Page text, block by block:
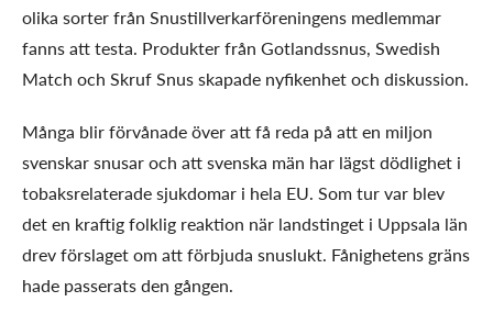
olika sorter från Snustillverkarföreningens medlemmar
fanns att testa. Produkter från Gotlandssnus, Swedish
Match och Skruf Snus skapade nyfikenhet och diskussion.
Många blir förvånade över att få reda på att en miljon
svenskar snusar och att svenska män har lägst dödlighet i
tobaksrelaterade sjukdomar i hela EU. Som tur var blev
det en kraftig folklig reaktion när landstinget i Uppsala län
drev förslaget om att förbjuda snuslukt. Fånighetens gräns
hade passerats den gången.